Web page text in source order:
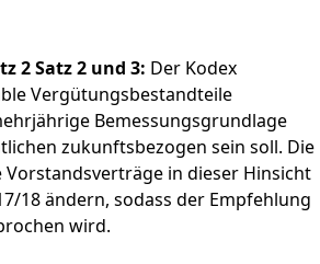
2 Satz 2 und 3: Der Kodex
Vergütungsbestandteile
Bemessungsgrundlage
zukunftsbezogen sein soll. Die
Vorstandsverträge in dieser Hinsicht
18 ändern, sodass der Empfehlung
wird.